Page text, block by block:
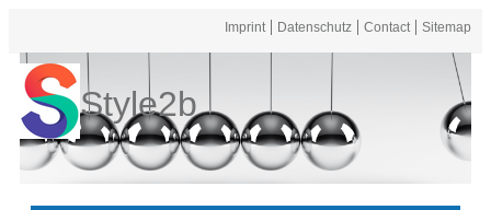
Imprint Datenschutz Contact Sitemap
Style2b